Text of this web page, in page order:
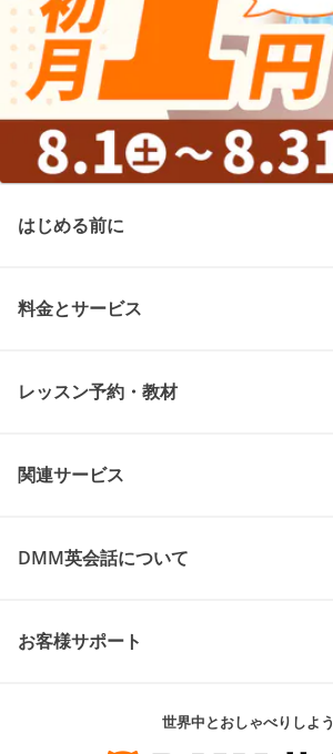
はじめる前に
料金とサービス
レッスン予約・教材
関連サービス
DMM英会話について
お客様サポート
世界中とおしゃべりしよう